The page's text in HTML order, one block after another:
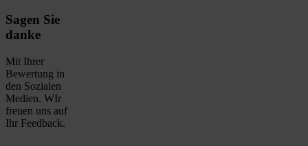
Sagen Sie
danke
Mit Ihrer
Bewertung in
den Sozialen
Medien. WIr
freuen uns auf
Ihr Feedback.